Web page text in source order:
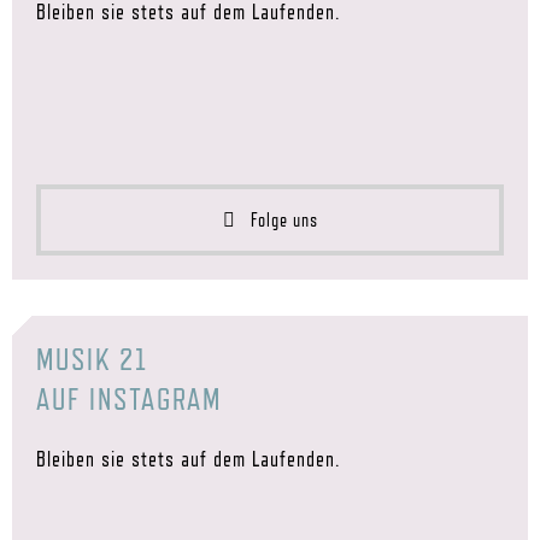
Bleiben sie stets auf dem Laufenden.
Folge uns
MUSIK 21
AUF INSTAGRAM
Bleiben sie stets auf dem Laufenden.